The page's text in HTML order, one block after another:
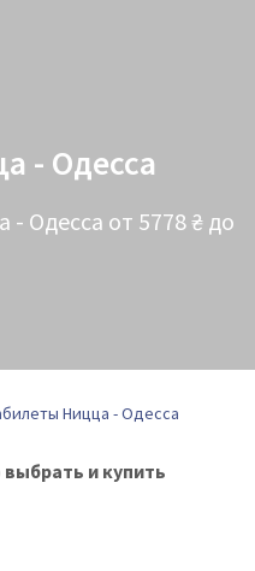
- Одесса
Одесса от 5778 ₴ до
Ницца - Одесса
и купить